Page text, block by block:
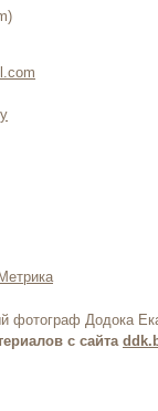
фотограф Додока
с сайта